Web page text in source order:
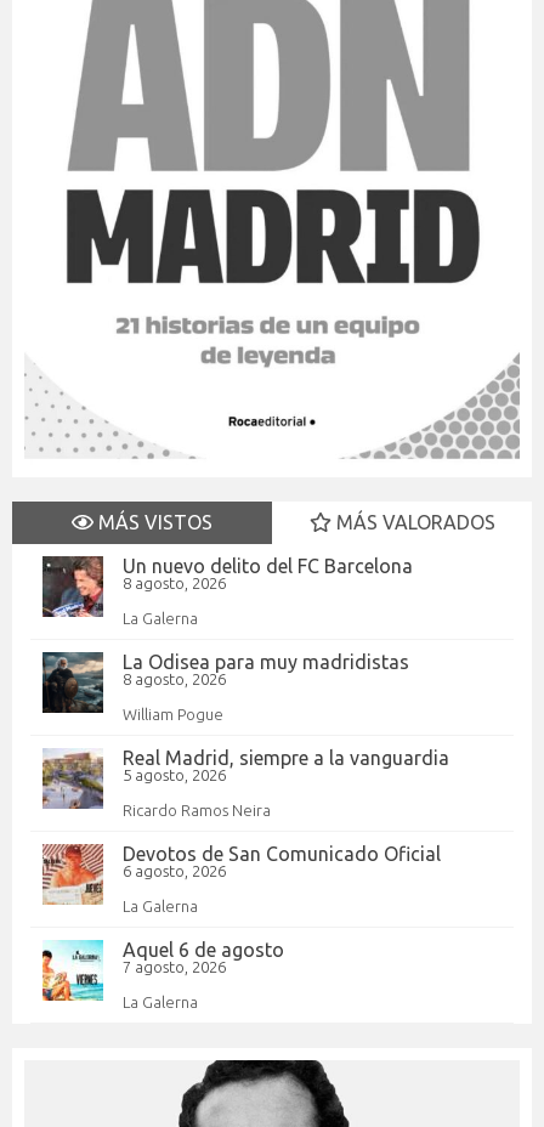
MÁS VISTOS
MÁS VALORADOS
Un nuevo delito del FC Barcelona
8 agosto, 2026
La Galerna
La Odisea para muy madridistas
8 agosto, 2026
William Pogue
Real Madrid, siempre a la vanguardia
5 agosto, 2026
Ricardo Ramos Neira
Devotos de San Comunicado Oficial
6 agosto, 2026
La Galerna
Aquel 6 de agosto
7 agosto, 2026
La Galerna